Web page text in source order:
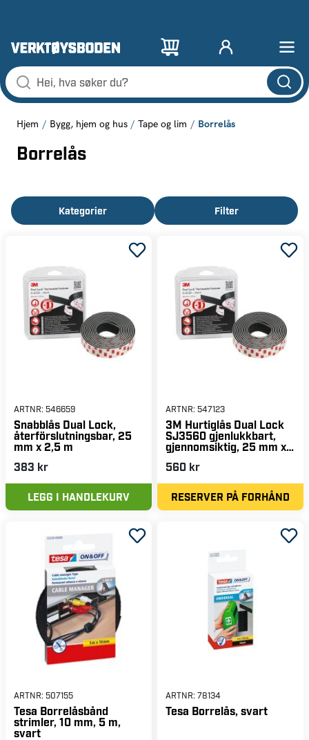
Hjem Bygg, hjem og hus Tape og lim Borrelås
Borrelås
Kategorier Filter
ARTNR: 546659
Snabblås Dual Lock,
återförslutningsbar, 25
mm x 2,5 m
383 kr
LEGG I HANDLEKURV
ARTNR: 547123
3M Hurtiglås Dual Lock
SJ3560 gjenlukkbart,
gjennomsiktig, 25 mm x
Tvillingpakke
560 kr
RESERVER PÅ FORHÅND
ARTNR: 507155
Tesa Borrelåsbånd
strimler, 10 mm, 5 m,
svart
ARTNR: 78134
Tesa Borrelås, svart